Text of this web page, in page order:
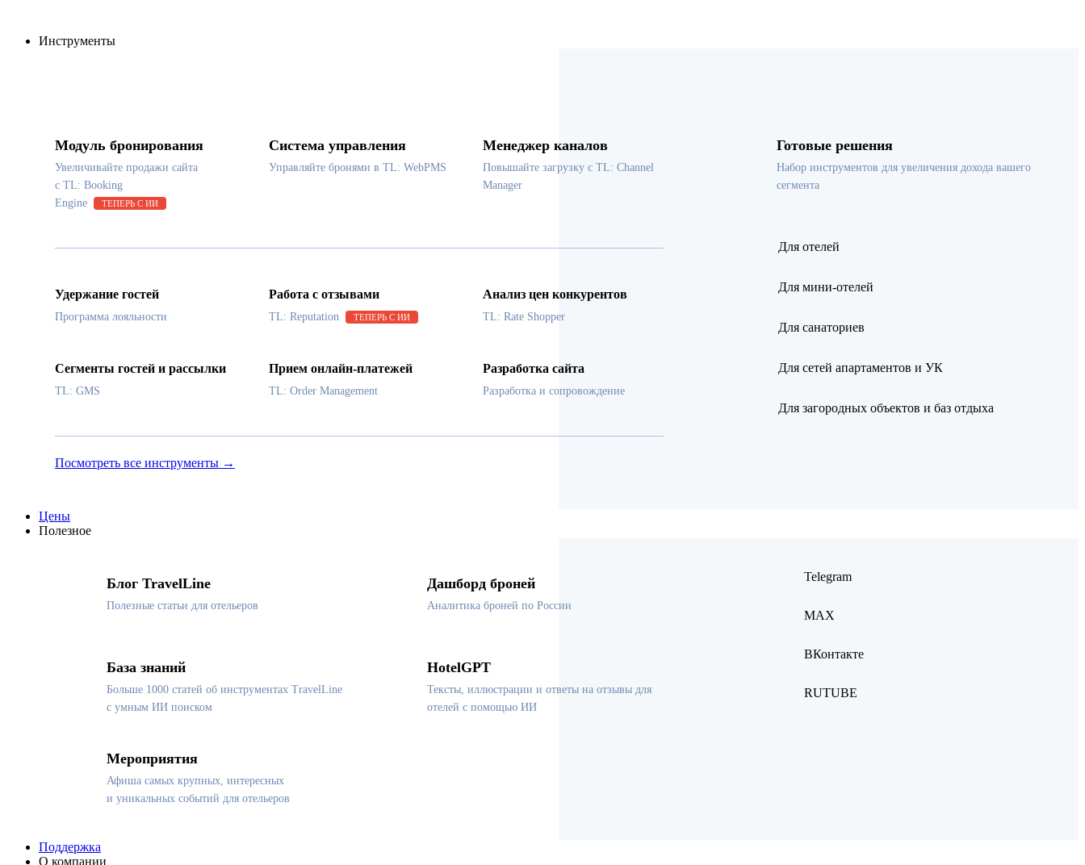
Инструменты
Модуль бронирования
Увеличивайте продажи сайта
с TL: Booking
Engine
ТЕПЕРЬ С ИИ
Система управления
Управляйте бронями в TL: WebPMS
Менеджер каналов
Повышайте загрузку с TL: Channel
Manager
Удержание гостей
Программа лояльности
Работа с отзывами
TL: Reputation ТЕПЕРЬ С ИИ
Анализ цен конкурентов
TL: Rate Shopper
Сегменты гостей и рассылки
TL: GMS
Прием онлайн-платежей
TL: Order Management
Разработка сайта
Разработка и сопровождение
Посмотреть все инструменты →
Готовые решения
Набор инструментов для увеличения дохода вашего
сегмента
Для отелей
Для мини-отелей
Для санаториев
Для сетей апартаментов и УК
Для загородных объектов и баз отдыха
Цены
Полезное
Блог TravelLine
Полезные статьи для отельеров
Дашборд броней
Аналитика броней по России
База знаний
Больше 1000 статей об инструментах TravelLine
с умным ИИ поиском
HotelGPT
Тексты, иллюстрации и ответы на отзывы для
отелей с помощью ИИ
Мероприятия
Афиша самых крупных, интересных
и уникальных событий для отельеров
Telegram
MAX
ВКонтакте
RUTUBE
Поддержка
О компании